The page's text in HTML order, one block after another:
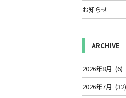
お知らせ
ARCHIVE
2026年8月 (6)
2026年7月 (32)